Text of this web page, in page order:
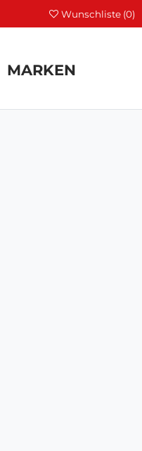
Wunschliste (0)
MARKEN